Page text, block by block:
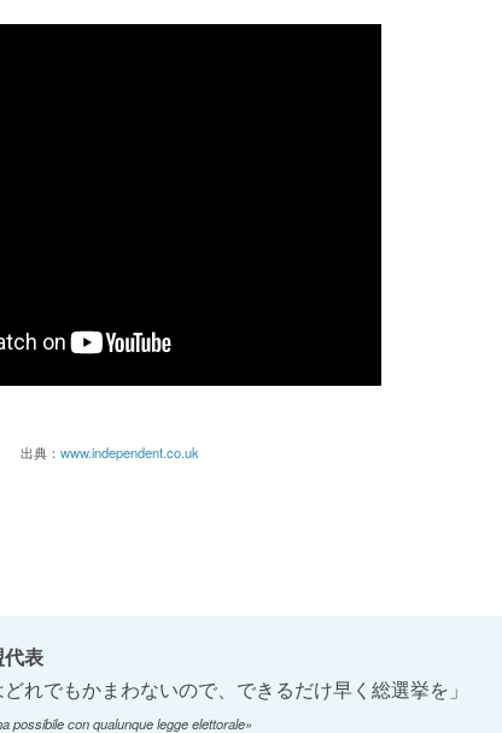
出典： www.independent.co.uk
表
どれでもかまわないので、できるだけ早く総選挙を」
possibile con qualunque legge elettorale»